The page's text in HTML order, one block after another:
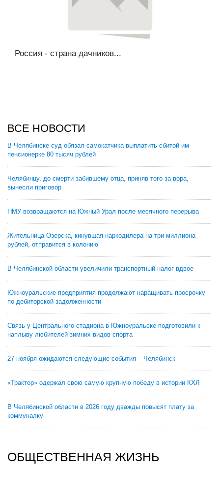
Россия - страна дачников...
ВСЕ НОВОСТИ
В Челябинске суд обязал самокатчика выплатить сбитой им
пенсионерке 80 тысяч рублей
Челябинцу, до смерти забившему отца, приняв того за вора,
вынесли приговор
НМУ возвращаются на Южный Урал после месячного перерыва
Жительница Озерска, кинувшая наркодилера на три миллиона
рублей, отправится в колонию
В Челябинской области увеличили транспортный налог вдвое
Южноуральские предприятия продолжают наращивать просрочку
по дебиторской задолженности
Связь у Центрального стадиона в Южноуральске подготовили к
наплыву любителей зимних видов спорта
27 ноября ожидаются следующие события – Челябинск
«Трактор» одержал свою самую крупную победу в истории КХЛ
В Челябинской области в 2026 году дважды повысят плату за
коммуналку
ОБЩЕСТВЕННАЯ ЖИЗНЬ